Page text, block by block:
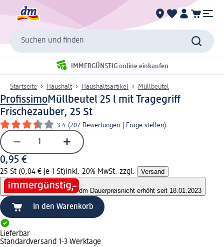
Suchen und finden
IMMERGÜNSTIG online einkaufen
Startseite Haushalt Haushaltsartikel Müllbeutel
ProfissimoMüllbeutel 25 l mit Tragegriff
Frischezauber, 25 St
3.4 (207 Bewertungen Frage stellen)
0,95 €
25 St (0,04 € je 1 St)inkl. 20% MwSt. zzgl. Versand
dm Dauerpreisnicht erhöht seit 18.01.2023
In den Warenkorb
Lieferbar
Standardversand 1-3 Werktage